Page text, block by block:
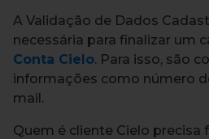
A Validação de Dados
necessária para finalizar um
Conta Cielo. Para isso, são
informações como número
mail.
Quem é cliente Cielo precisa